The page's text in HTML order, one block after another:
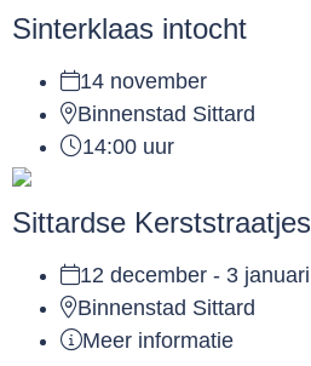
Sinterklaas intocht
14 november
Binnenstad Sittard
14:00 uur
Sittardse Kerststraatjes
12 december - 3 januari
Binnenstad Sittard
Meer informatie